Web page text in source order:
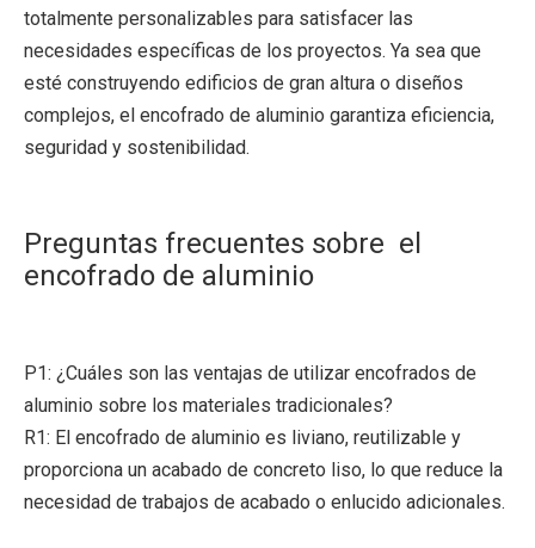
totalmente personalizables para satisfacer las
necesidades específicas de los proyectos. Ya sea que
esté construyendo edificios de gran altura o diseños
complejos, el encofrado de aluminio garantiza eficiencia,
seguridad y sostenibilidad.
Preguntas frecuentes sobre el
encofrado de aluminio
P1: ¿Cuáles son las ventajas de utilizar encofrados de
aluminio sobre los materiales tradicionales?
R1: El encofrado de aluminio es liviano, reutilizable y
proporciona un acabado de concreto liso, lo que reduce la
necesidad de trabajos de acabado o enlucido adicionales.